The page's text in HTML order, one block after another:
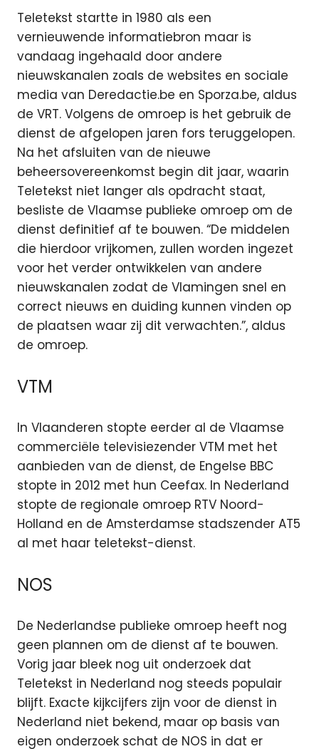
Teletekst startte in 1980 als een
vernieuwende informatiebron maar is
vandaag ingehaald door andere
nieuwskanalen zoals de websites en sociale
media van Deredactie.be en Sporza.be, aldus
de VRT. Volgens de omroep is het gebruik de
dienst de afgelopen jaren fors teruggelopen.
Na het afsluiten van de nieuwe
beheersovereenkomst begin dit jaar, waarin
Teletekst niet langer als opdracht staat,
besliste de Vlaamse publieke omroep om de
dienst definitief af te bouwen. “De middelen
die hierdoor vrijkomen, zullen worden ingezet
voor het verder ontwikkelen van andere
nieuwskanalen zodat de Vlamingen snel en
correct nieuws en duiding kunnen vinden op
de plaatsen waar zij dit verwachten.”, aldus
de omroep.
VTM
In Vlaanderen stopte eerder al de Vlaamse
commerciële televisiezender VTM met het
aanbieden van de dienst, de Engelse BBC
stopte in 2012 met hun Ceefax. In Nederland
stopte de regionale omroep RTV Noord-
Holland en de Amsterdamse stadszender AT5
al met haar teletekst-dienst.
NOS
De Nederlandse publieke omroep heeft nog
geen plannen om de dienst af te bouwen.
Vorig jaar bleek nog uit onderzoek dat
Teletekst in Nederland nog steeds populair
blijft. Exacte kijkcijfers zijn voor de dienst in
Nederland niet bekend, maar op basis van
eigen onderzoek schat de NOS in dat er